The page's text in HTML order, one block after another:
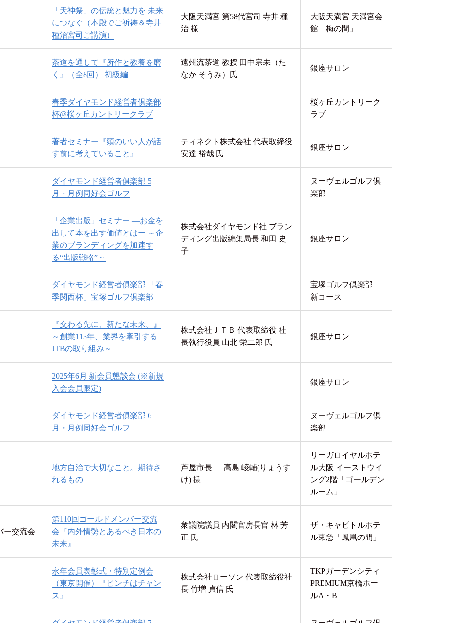
「天神祭」の伝統と魅力を 未来
につなぐ（本殿でご祈祷＆寺井
種治宮司ご講演）
大阪天満宮 第58代宮司 寺井 種
治 様
大阪天満宮 天満宮会
館「梅の間」
茶道を通して『所作と教養を磨
く』（全8回） 初級編
遠州流茶道 教授 田中宗未（た
なか そうみ）氏
銀座サロン
春季ダイヤモンド経営者倶楽部
杯@桜ヶ丘カントリークラブ
桜ヶ丘カントリーク
ラブ
著者セミナー『頭のいい人が話
す前に考えていること』
ティネクト株式会社 代表取締役
安達 裕哉 氏
銀座サロン
ダイヤモンド経営者俱楽部 5
月・月例同好会ゴルフ
ヌーヴェルゴルフ倶
楽部
「企業出版」セミナー ―お金を
出して本を出す価値とはー ～企
業のブランディングを加速す
る“出版戦略”～
株式会社ダイヤモンド社 ブラン
ディング出版編集局長 和田 史
子
銀座サロン
ダイヤモンド経営者俱楽部 「春
季関西杯」宝塚ゴルフ倶楽部
宝塚ゴルフ倶楽部
新コース
『交わる先に、新たな未来。』
～創業113年、業界を牽引する
JTBの取り組み～
株式会社ＪＴＢ 代表取締役 社
長執行役員 山北 栄二郎 氏
銀座サロン
2025年6月 新会員懇談会 (※新規
入会会員限定)
銀座サロン
ダイヤモンド経営者俱楽部 6
月・月例同好会ゴルフ
ヌーヴェルゴルフ倶
楽部
地方自治で大切なこと。期待さ
れるもの
芦屋市長 髙島 崚輔(りょうす
け) 様
リーガロイヤルホテ
ル大阪 イーストウイ
ング2階「ゴールデン
ルーム」
ー交流会
第110回ゴールドメンバー交流
会『内外情勢とあるべき日本の
未来』
衆議院議員 内閣官房長官 林 芳
正 氏
ザ・キャピトルホテ
ル東急「鳳凰の間」
永年会員表彰式・特別定例会
（東京開催）『ピンチはチャン
ス』
株式会社ローソン 代表取締役社
長 竹増 貞信 氏
TKPガーデンシティ
PREMIUM京橋ホー
ルA・B